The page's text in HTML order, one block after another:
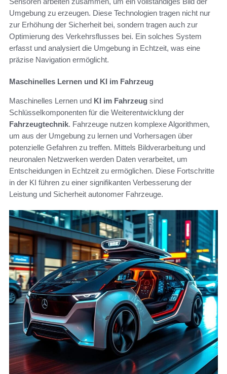
Umgebung zu erzeugen. Diese Technologien tragen nicht nur
zur Erhöhung der Sicherheit bei, sondern tragen auch zur
Optimierung des Verkehrsflusses bei. Ein solches System
erfasst und analysiert die Umgebung in Echtzeit, was eine
präzise Navigation ermöglicht.
Maschinelles Lernen und KI im Fahrzeug
Maschinelles Lernen und KI im Fahrzeug sind
Schlüsselkomponenten für die Weiterentwicklung der
Fahrzeugtechnik. Fahrzeuge nutzen komplexe Algorithmen,
um aus der Umgebung zu lernen und Vorhersagen über
potenzielle Gefahren zu treffen. Mittels Bildverarbeitung und
neuronalen Netzwerken werden Daten verarbeitet, um
Entscheidungen in Echtzeit zu ermöglichen. Diese Fortschritte
in der KI führen zu einer signifikanten Verbesserung der
Leistung und Sicherheit autonomer Fahrzeuge.